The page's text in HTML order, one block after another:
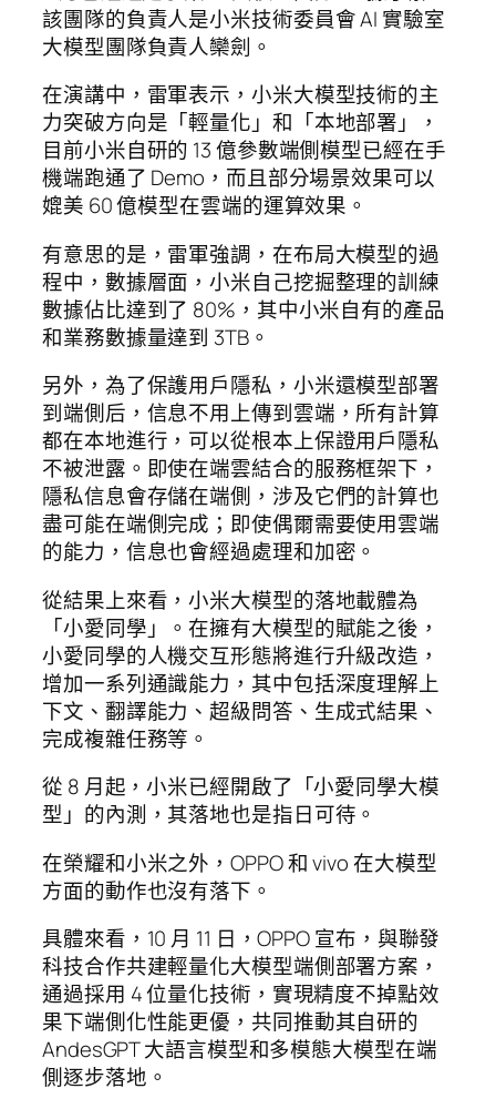
該團隊的負責人是小米技術委員會 AI 實驗室
大模型團隊負責人欒劍。
在演講中，雷軍表示，小米大模型技術的主
力突破方向是「輕量化」和「本地部署」，
目前小米自研的 13 億參數端側模型已經在手
機端跑通了 Demo，而且部分場景效果可以
媲美 60 億模型在雲端的運算效果。
有意思的是，雷軍強調，在布局大模型的過
程中，數據層面，小米自己挖掘整理的訓練
數據佔比達到了 80%，其中小米自有的產品
和業務數據量達到 3TB。
另外，為了保護用戶隱私，小米還模型部署
到端側后，信息不用上傳到雲端，所有計算
都在本地進行，可以從根本上保證用戶隱私
不被泄露。即使在端雲結合的服務框架下，
隱私信息會存儲在端側，涉及它們的計算也
盡可能在端側完成；即使偶爾需要使用雲端
的能力，信息也會經過處理和加密。
從結果上來看，小米大模型的落地載體為
「小愛同學」。在擁有大模型的賦能之後，
小愛同學的人機交互形態將進行升級改造，
增加一系列通識能力，其中包括深度理解上
下文、翻譯能力、超級問答、生成式結果、
完成複雜任務等。
從 8 月起，小米已經開啟了「小愛同學大模
型」的內測，其落地也是指日可待。
在榮耀和小米之外，OPPO 和 vivo 在大模型
方面的動作也沒有落下。
具體來看，10 月 11 日，OPPO 宣布，與聯發
科技合作共建輕量化大模型端側部署方案，
通過採用 4 位量化技術，實現精度不掉點效
果下端側化性能更優，共同推動其自研的
AndesGPT 大語言模型和多模態大模型在端
側逐步落地。